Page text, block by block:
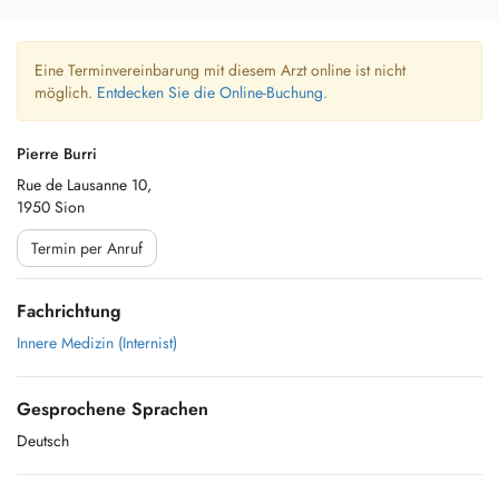
Eine Terminvereinbarung mit diesem Arzt online ist nicht
möglich. Entdecken Sie die Online-Buchung.
Pierre Burri
Rue de Lausanne 10,
1950 Sion
Termin per Anruf
Fachrichtung
Innere Medizin (Internist)
Gesprochene Sprachen
Deutsch